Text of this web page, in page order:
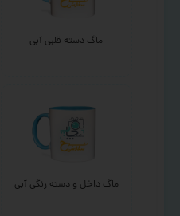
ماگ دسته قلبی آبی
ماگ داخل و دسته رنگی آبی